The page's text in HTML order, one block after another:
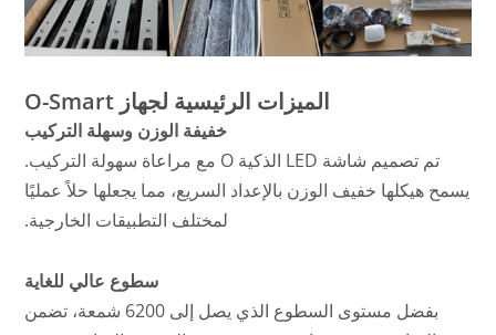
الميزات الرئيسية لجهاز O-Smart
خفيفة الوزن وسهلة التركيب
تم تصميم شاشة LED الذكية O مع مراعاة سهولة التركيب.
يسمح هيكلها خفيف الوزن بالإعداد السريع، مما يجعلها حلاً عمليًا
لمختلف التطبيقات الخارجية.
سطوع عالي للغاية
بفضل مستوى السطوع الذي يصل إلى 6200 شمعة، تضمن